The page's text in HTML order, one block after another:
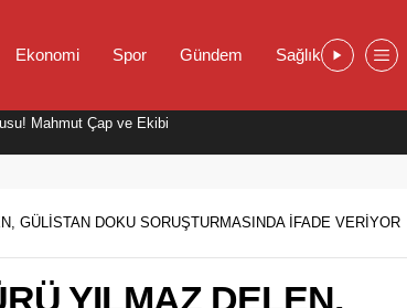
Ekonomi Spor Gündem Sağlık
Mahmut Çap ve Ekibi
GÜLİSTAN DOKU SORUŞTURMASINDA İFADE VERİYOR
YILMAZ DELEN,